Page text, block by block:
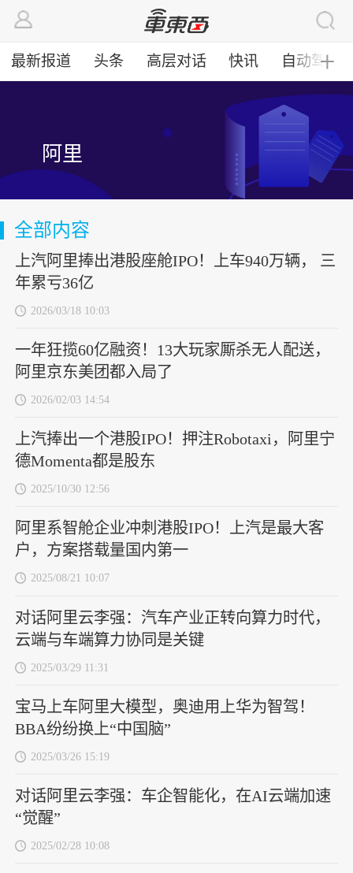
最新报道 头条 高层对话 快讯 自动驾驶
╋
阿里
全部内容
上汽阿里捧出港股座舱IPO！上车940万辆， 三
年累亏36亿
2026/03/18 10:03
一年狂揽60亿融资！13大玩家厮杀无人配送，
阿里京东美团都入局了
2026/02/03 14:54
上汽捧出一个港股IPO！押注Robotaxi，阿里宁
德Momenta都是股东
2025/10/30 12:56
阿里系智舱企业冲刺港股IPO！上汽是最大客
户，方案搭载量国内第一
2025/08/21 10:07
对话阿里云李强：汽车产业正转向算力时代，
云端与车端算力协同是关键
2025/03/29 11:31
宝马上车阿里大模型，奥迪用上华为智驾！
BBA纷纷换上“中国脑”
2025/03/26 15:19
对话阿里云李强：车企智能化，在AI云端加速
“觉醒”
2025/02/28 10:08